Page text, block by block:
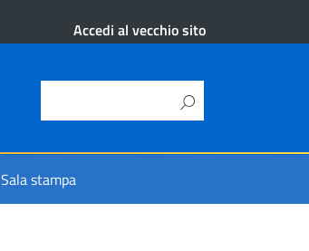
Accedi al vecchio sito
Sala stampa